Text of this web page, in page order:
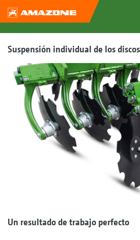
Suspensión individual de los discos
Un resultado de trabajo perfecto